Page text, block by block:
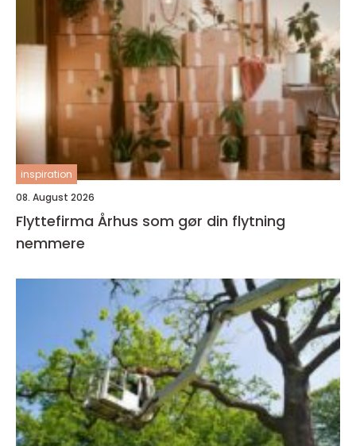
inspiration
08. August 2026
Flyttefirma Århus som gør din flytning
nemmere